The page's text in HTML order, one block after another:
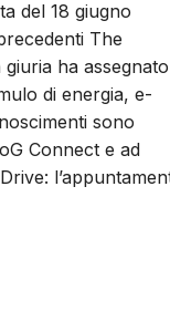
del 18 giugno
The
ha
di energia, e-
sono
Connect e ad